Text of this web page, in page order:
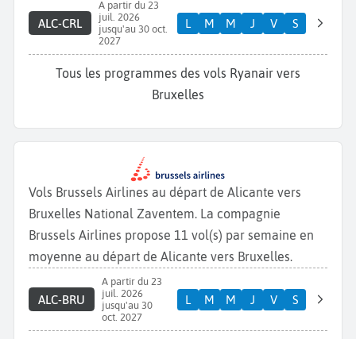
ALC-CRL
A partir du 23
juil. 2026
jusqu'au 30 oct.
2027
L M M J V S
Tous les programmes des vols Ryanair vers
Bruxelles
Vols Brussels Airlines au départ de Alicante vers
Bruxelles National Zaventem. La compagnie
Brussels Airlines propose 11 vol(s) par semaine en
moyenne au départ de Alicante vers Bruxelles.
ALC-BRU
A partir du 23
juil. 2026
jusqu'au 30
oct. 2027
L M M J V S